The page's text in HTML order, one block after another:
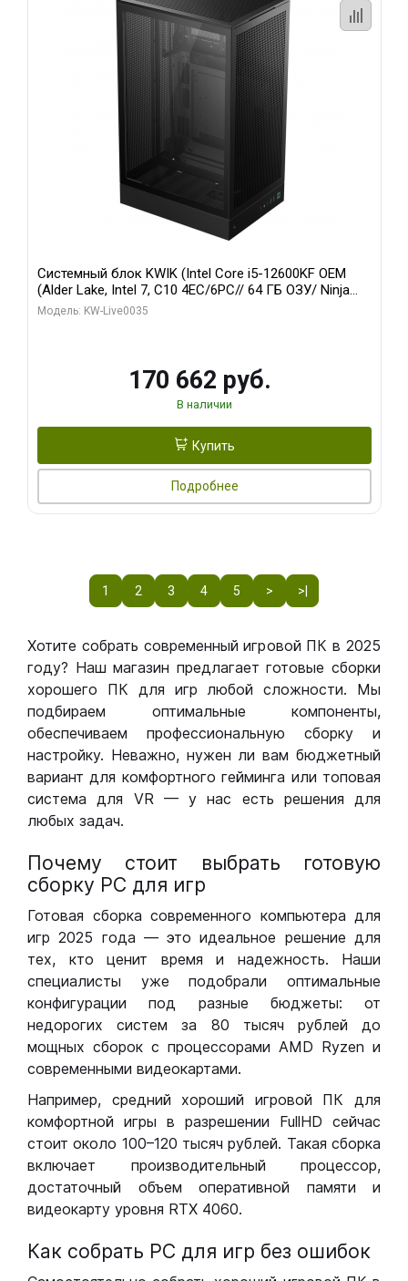
Системный блок KWIK (Intel Core i5-12600KF OEM
(Alder Lake, Intel 7, C10 4EC/6PC// 64 ГБ ОЗУ/ Ninja
Sinotex GTX1650 4GB 128bit GDDR6 DVI DP HDMI 2/
Модель: KW-Live0035
170 662 руб.
В наличии
Купить
Подробнее
1 2 3 4 5 > >|
Хотите собрать современный игровой ПК в 2025
году? Наш магазин предлагает готовые сборки
хорошего ПК для игр любой сложности. Мы
подбираем оптимальные компоненты,
обеспечиваем профессиональную сборку и
настройку. Неважно, нужен ли вам бюджетный
вариант для комфортного гейминга или топовая
система для VR — у нас есть решения для
любых задач.
Почему стоит выбрать готовую
сборку РС для игр
Готовая сборка современного компьютера для
игр 2025 года — это идеальное решение для
тех, кто ценит время и надежность. Наши
специалисты уже подобрали оптимальные
конфигурации под разные бюджеты: от
недорогих систем за 80 тысяч рублей до
мощных сборок с процессорами AMD Ryzen и
современными видеокартами.
Например, средний хороший игровой ПК для
комфортной игры в разрешении FullHD сейчас
стоит около 100–120 тысяч рублей. Такая сборка
включает производительный процессор,
достаточный объем оперативной памяти и
видеокарту уровня RTX 4060.
Как собрать РС для игр без ошибок